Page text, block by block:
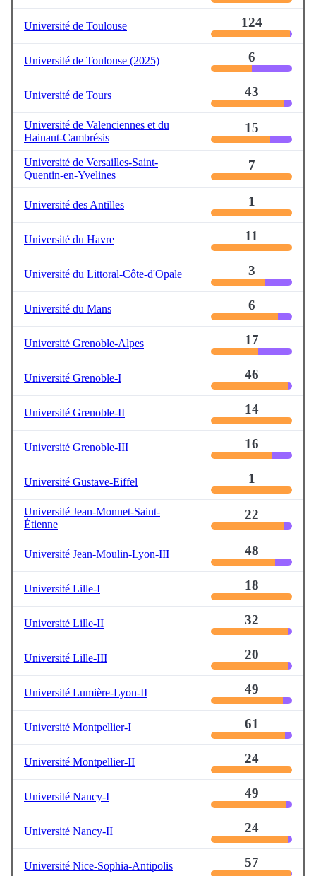
Université de Toulouse 124
Université de Toulouse (2025) 6
Université de Tours 43
Université de Valenciennes et du
Hainaut-Cambrésis
15
Université de Versailles-Saint-
Quentin-en-Yvelines
7
Université des Antilles 1
Université du Havre 11
Université du Littoral-Côte-d'Opale 3
Université du Mans 6
Université Grenoble-Alpes 17
Université Grenoble-I 46
Université Grenoble-II 14
Université Grenoble-III 16
Université Gustave-Eiffel 1
Université Jean-Monnet-Saint-
Étienne
22
Université Jean-Moulin-Lyon-III 48
Université Lille-I 18
Université Lille-II 32
Université Lille-III 20
Université Lumière-Lyon-II 49
Université Montpellier-I 61
Université Montpellier-II 24
Université Nancy-I 49
Université Nancy-II 24
Université Nice-Sophia-Antipolis 57